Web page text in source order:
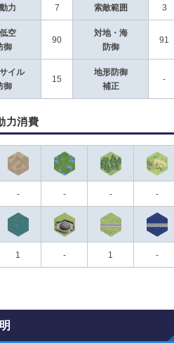
力 7 索敵範囲 3
空
御
90
対地・海
防御
91
イル
御
15
地形防御
補正
-
力消費
- - - -
1 - 1 -